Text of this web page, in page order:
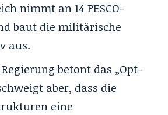
nimmt an 14 PESCO-
baut die militärische
aus.
betont das „Opt-
aber, dass die
eine